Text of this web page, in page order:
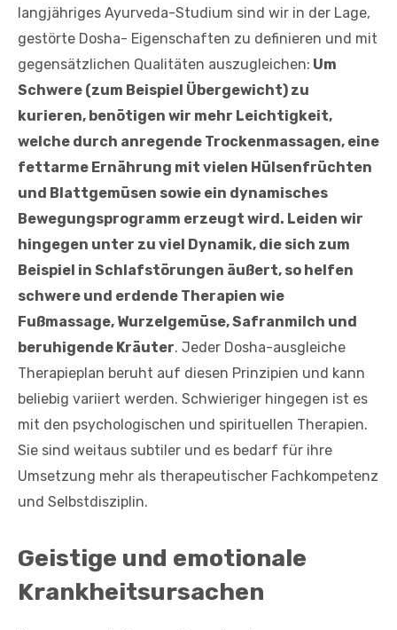
langjähriges Ayurveda-Studium sind wir in der Lage,
gestörte Dosha- Eigenschaften zu definieren und mit
gegensätzlichen Qualitäten auszugleichen: Um
Schwere (zum Beispiel Übergewicht) zu
kurieren, benötigen wir mehr Leichtigkeit,
welche durch anregende Trockenmassagen, eine
fettarme Ernährung mit vielen Hülsenfrüchten
und Blattgemüsen sowie ein dynamisches
Bewegungsprogramm erzeugt wird. Leiden wir
hingegen unter zu viel Dynamik, die sich zum
Beispiel in Schlafstörungen äußert, so helfen
schwere und erdende Therapien wie
Fußmassage, Wurzelgemüse, Safranmilch und
beruhigende Kräuter. Jeder Dosha-ausgleiche
Therapieplan beruht auf diesen Prinzipien und kann
beliebig variiert werden. Schwieriger hingegen ist es
mit den psychologischen und spirituellen Therapien.
Sie sind weitaus subtiler und es bedarf für ihre
Umsetzung mehr als therapeutischer Fachkompetenz
und Selbstdisziplin.
Geistige und emotionale
Krankheitsursachen